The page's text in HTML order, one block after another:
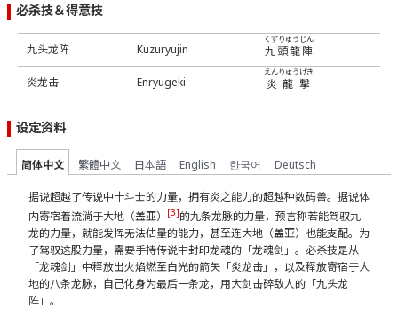
必杀技＆得意技
九头龙阵 Kuzuryujin 九頭龍陣
くずりゅうじん
炎龙击 Enryugeki 炎龍撃
えんりゅうげき
设定资料
简体中文 繁體中文 日本語 English 한국어 Deutsch
据说超越了传说中十斗士的力量，拥有炎之能力的超越种数码兽。据说体
内寄宿着流淌于大地（盖亚）
[3]的九条龙脉的力量，预言称若能驾驭九
龙的力量，就能发挥无法估量的能力，甚至连大地（盖亚）也能支配。为
了驾驭这股力量，需要手持传说中封印龙魂的「龙魂剑」。必杀技是从
「龙魂剑」中释放出火焰燃至白光的箭矢「炎龙击」，以及释放寄宿于大
地的八条龙脉，自己化身为最后一条龙，用大剑击碎敌人的「九头龙
阵」。